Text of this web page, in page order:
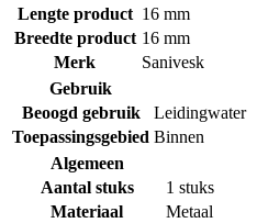
Lengte product 16 mm
Breedte product 16 mm
Merk
Sanivesk
Gebruik
Beoogd gebruik
Leidingwater
Toepassingsgebied Binnen
Algemeen
Aantal stuks
1 stuks
Materiaal
Metaal